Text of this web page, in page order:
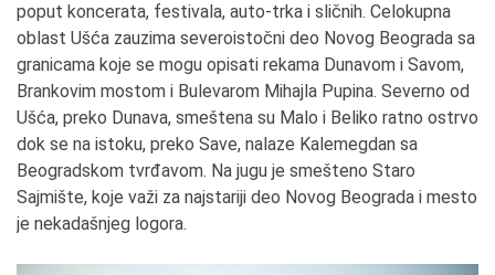
poput koncerata, festivala, auto-trka i sličnih. Celokupna
oblast Ušća zauzima severoistočni deo Novog Beograda sa
granicama koje se mogu opisati rekama Dunavom i Savom,
Brankovim mostom i Bulevarom Mihajla Pupina. Severno od
Ušća, preko Dunava, smeštena su Malo i Beliko ratno ostrvo
dok se na istoku, preko Save, nalaze Kalemegdan sa
Beogradskom tvrđavom. Na jugu je smešteno Staro
Sajmište, koje važi za najstariji deo Novog Beograda i mesto
je nekadašnjeg logora.